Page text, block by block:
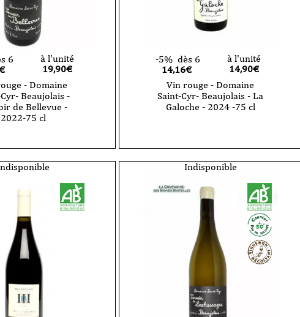
6
à l'unité
19,90€
- Domaine
Beaujolais -
de Bellevue -
2022-75 cl
-5% dès 6
14,16€
à l'unité
14,90€
Vin rouge - Domaine
Saint-Cyr- Beaujolais - La
Galoche - 2024 -75 cl
rouge
-
Domaine
Cyr-
Beaujolais
Galoche
Indisponible